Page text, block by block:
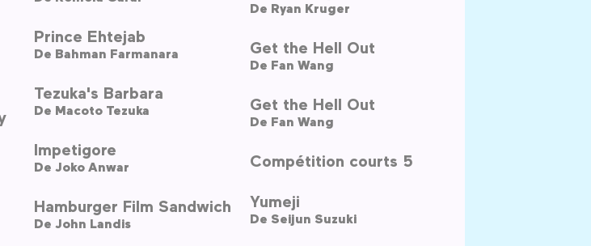
Prince Ehtejab
De Bahman Farmanara
Tezuka's Barbara
De Macoto Tezuka
Impetigore
De Joko Anwar
Hamburger Film Sandwich
De John Landis
De Ryan Kruger
Get the Hell Out
De Fan Wang
Get the Hell Out
De Fan Wang
Compétition courts 5
Yumeji
De Seijun Suzuki